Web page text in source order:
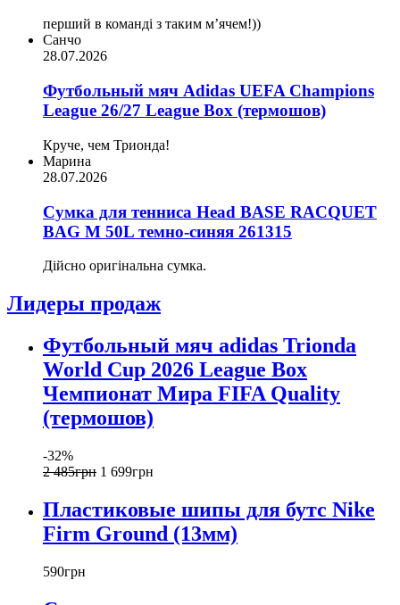
перший в команді з таким мʼячем!))
Санчо
28.07.2026
Футбольный мяч Adidas UEFA Champions
League 26/27 League Box (термошов)
Круче, чем Трионда!
Марина
28.07.2026
Сумка для тенниса Head BASE RACQUET
BAG M 50L темно-синяя 261315
Дійсно оригінальна сумка.
Лидеры продаж
Футбольный мяч adidas Trionda
World Cup 2026 League Box
Чемпионат Мира FIFA Quality
(термошов)
-32%
2 485грн 1 699грн
Пластиковые шипы для бутс Nike
Firm Ground (13мм)
590грн